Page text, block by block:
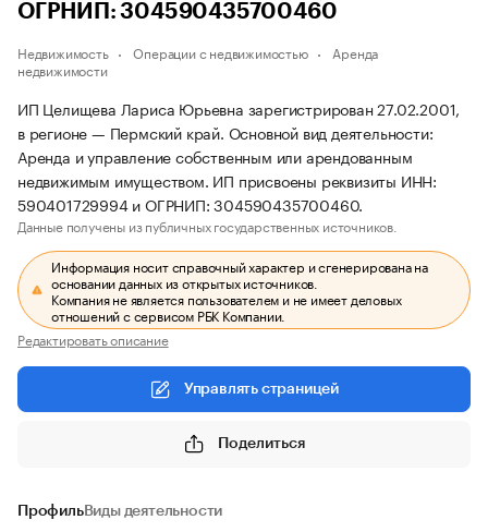
ОГРНИП: 304590435700460
Недвижимость Операции с недвижимостью
Аренда
недвижимости
ИП Целищева Лариса Юрьевна зарегистрирован 27.02.2001,
в регионе — Пермский край. Основной вид деятельности:
Аренда и управление собственным или арендованным
недвижимым имуществом. ИП присвоены реквизиты ИНН:
590401729994 и ОГРНИП: 304590435700460.
Данные получены из публичных государственных источников.
Информация носит справочный характер и сгенерирована на
основании данных из открытых источников.
Компания не является пользователем и не имеет деловых
отношений с сервисом РБК Компании.
Редактировать описание
Управлять страницей
Поделиться
ПрофильВиды деятельности